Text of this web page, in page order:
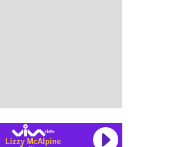
Lizzy McAlpine